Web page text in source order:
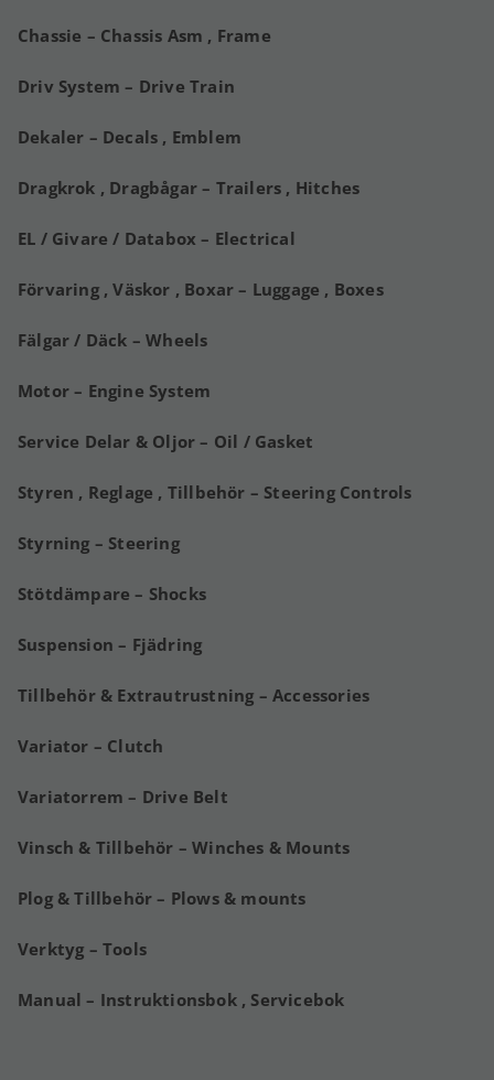
Chassie – Chassis Asm , Frame
Driv System – Drive Train
Dekaler – Decals , Emblem
Dragkrok , Dragbågar – Trailers , Hitches
EL / Givare / Databox – Electrical
Förvaring , Väskor , Boxar – Luggage , Boxes
Fälgar / Däck – Wheels
Motor – Engine System
Service Delar & Oljor – Oil / Gasket
Styren , Reglage , Tillbehör – Steering Controls
Styrning – Steering
Stötdämpare – Shocks
Suspension – Fjädring
Tillbehör & Extrautrustning – Accessories
Variator – Clutch
Variatorrem – Drive Belt
Vinsch & Tillbehör – Winches & Mounts
Plog & Tillbehör – Plows & mounts
Verktyg – Tools
Manual – Instruktionsbok , Servicebok